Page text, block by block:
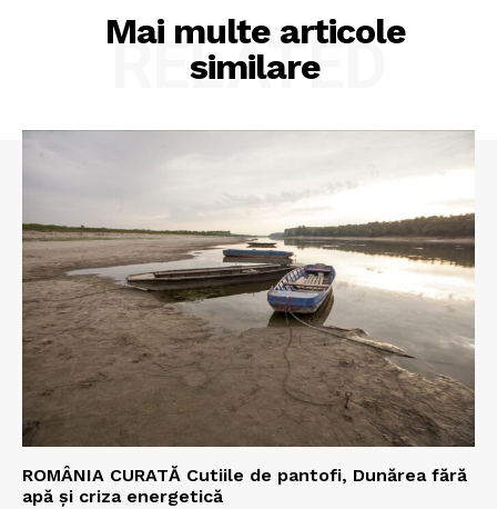
Mai multe articole
similare
RELATED
ROMÂNIA CURATĂ Cutiile de pantofi, Dunărea fără
apă și criza energetică